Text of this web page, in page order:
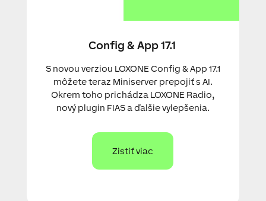
Config & App 17.1
S novou verziou LOXONE Config & App 17.1
môžete teraz Miniserver prepojiť s AI.
Okrem toho prichádza LOXONE Radio,
nový plugin FIAS a ďalšie vylepšenia.
Zistiť viac